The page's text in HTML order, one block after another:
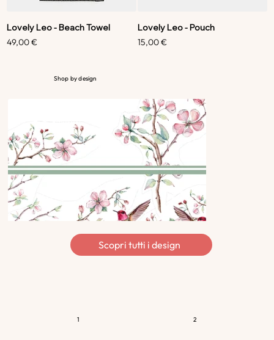
Lovely Leo - Beach Towel
Prezzo
49,00 €
Lovely Leo - Pouch
Prezzo
15,00 €
Shop by design
Scopri tutti i design
1 2